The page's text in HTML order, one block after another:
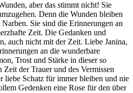
aber das stimmt nicht! Sie
Denn die Wunden bleiben
Sie sind die Erinnerungen an
Zeit. Die Gedanken und
auch nicht mit der Zeit. Liebe Janina,
an die wunderbare
Trost und Stärke in dieser so
der Trauer und des Vermissen
liebe Schatz für immer bleiben und nie
Gedenken eine Rose für den über